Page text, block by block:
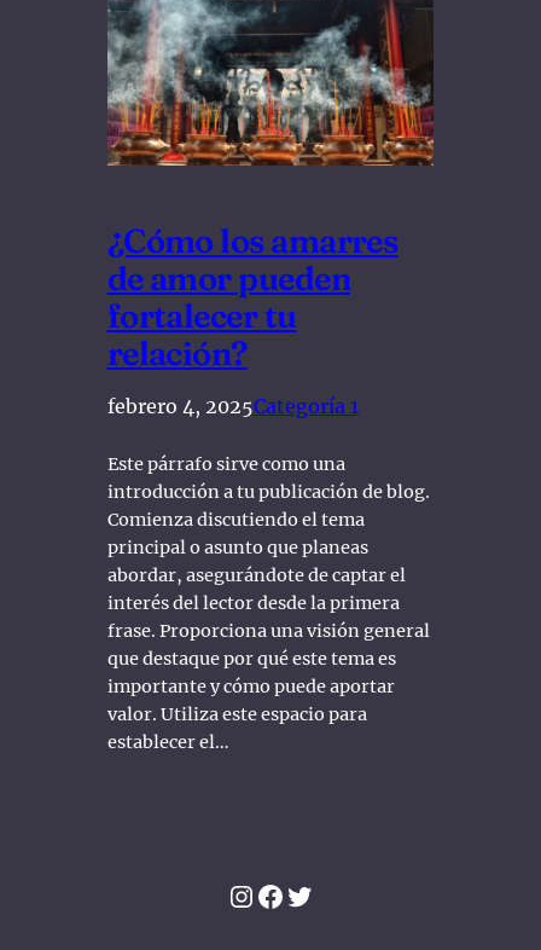
¿Cómo los amarres
de amor pueden
fortalecer tu
relación?
febrero 4, 2025Categoría 1
Este párrafo sirve como una
introducción a tu publicación de blog.
Comienza discutiendo el tema
principal o asunto que planeas
abordar, asegurándote de captar el
interés del lector desde la primera
frase. Proporciona una visión general
que destaque por qué este tema es
importante y cómo puede aportar
valor. Utiliza este espacio para
establecer el…
Instagram
Facebook
Twitter